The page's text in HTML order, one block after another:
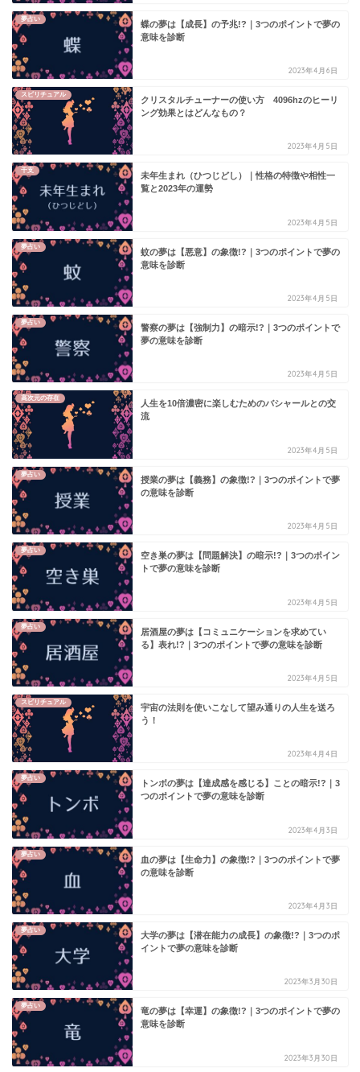
夢占い
蝶の夢は【成長】の予兆!?｜3つのポイントで夢の
意味を診断
2023年4月6日
スピリチュアル
クリスタルチューナーの使い方 4096hzのヒーリ
ング効果とはどんなもの？
2023年4月5日
干支
未年生まれ（ひつじどし）｜性格の特徴や相性一
覧と2023年の運勢
2023年4月5日
夢占い
蚊の夢は【悪意】の象徴!?｜3つのポイントで夢の
意味を診断
2023年4月5日
夢占い
警察の夢は【強制力】の暗示!?｜3つのポイントで
夢の意味を診断
2023年4月5日
高次元の存在
人生を10倍濃密に楽しむためのバシャールとの交
流
2023年4月5日
夢占い
授業の夢は【義務】の象徴!?｜3つのポイントで夢
の意味を診断
2023年4月5日
夢占い
空き巣の夢は【問題解決】の暗示!?｜3つのポイン
トで夢の意味を診断
2023年4月5日
夢占い
居酒屋の夢は【コミュニケーションを求めてい
る】表れ!?｜3つのポイントで夢の意味を診断
2023年4月5日
スピリチュアル
宇宙の法則を使いこなして望み通りの人生を送ろ
う！
2023年4月4日
夢占い
トンボの夢は【達成感を感じる】ことの暗示!?｜3
つのポイントで夢の意味を診断
2023年4月3日
夢占い
血の夢は【生命力】の象徴!?｜3つのポイントで夢
の意味を診断
2023年4月3日
夢占い
大学の夢は【潜在能力の成長】の象徴!?｜3つのポ
イントで夢の意味を診断
2023年3月30日
夢占い
竜の夢は【幸運】の象徴!?｜3つのポイントで夢の
意味を診断
2023年3月30日